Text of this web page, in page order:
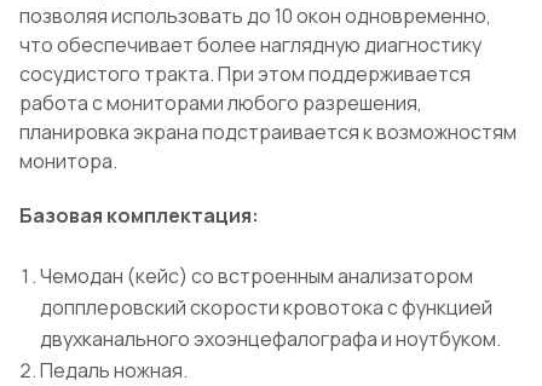
позволяя использовать до 10 окон одновременно,
что обеспечивает более наглядную диагностику
сосудистого тракта. При этом поддерживается
работа с мониторами любого разрешения,
планировка экрана подстраивается к возможностям
монитора.
Базовая комплектация:
Чемодан (кейс) со встроенным анализатором
допплеровский скорости кровотока с функцией
двухканального эхоэнцефалографа и ноутбуком.
Педаль ножная.